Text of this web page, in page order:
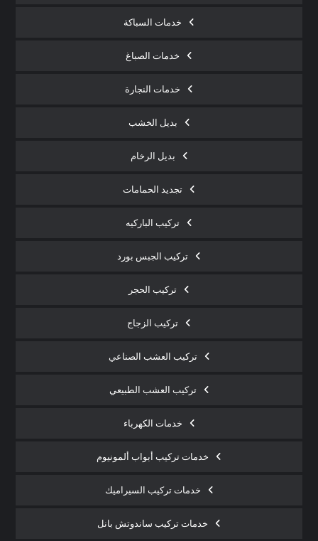
خدمات السباكة
خدمات الصباغ
خدمات النجارة
بديل الخشب
بديل الرخام
تجديد الحمامات
تركيب الباركيه
تركيب الجبس بورد
تركيب الحجر
تركيب الزجاج
تركيب العشب الصناعي
تركيب العشب الطبيعي
خدمات الكهرباء
خدمات تركيب أبواب ألمونيوم
خدمات تركيب السيراميك
خدمات تركيب ساندوتش بانل